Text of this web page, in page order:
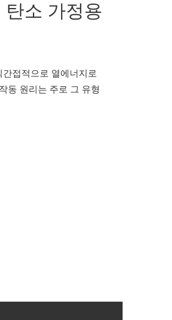
소 가정용
접적으로 열에너지로
동 원리는 주로 그 유형